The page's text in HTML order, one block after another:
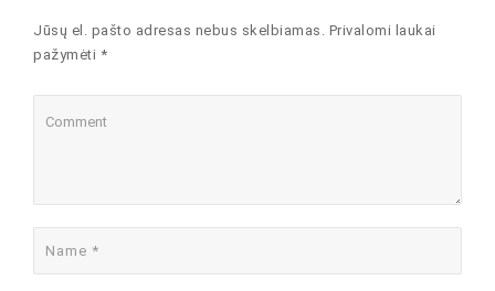
Jūsų el. pašto adresas nebus skelbiamas. Privalomi laukai
pažymėti *